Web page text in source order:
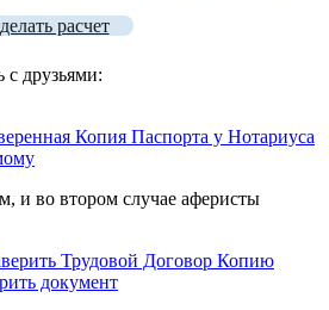
расчет
с друзьями:
Копия Паспорта у Нотариуса
и во втором случае аферисты
Трудовой Договор Копию
документ